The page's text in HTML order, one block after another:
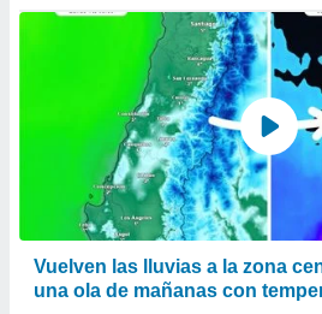
Vuelven las lluvias a la zona
una ola de mañanas con